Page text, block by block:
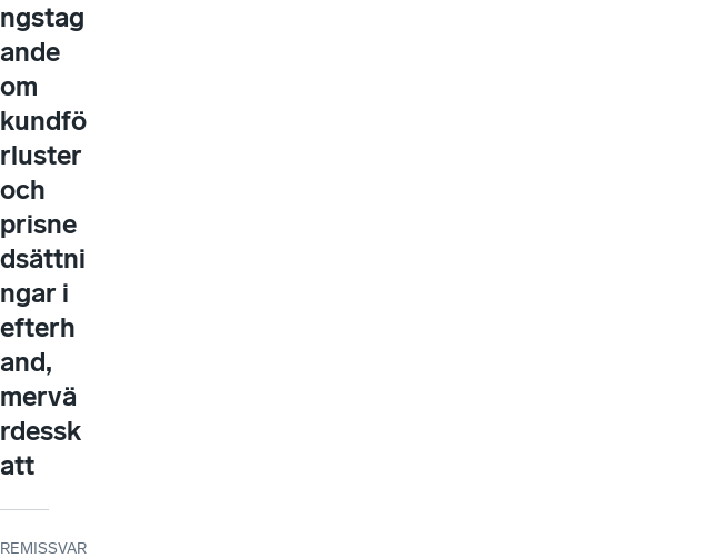
ngstag
ande
om
kundfö
rluster
och
prisne
dsättni
ngar i
efterh
and,
mervä
rdessk
att
REMISSVAR